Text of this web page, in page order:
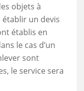
objets à
établir un devis
établis en
le cas d’un
sont
le service sera